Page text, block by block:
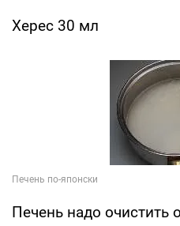
Херес 30 мл
Печень надо очистить